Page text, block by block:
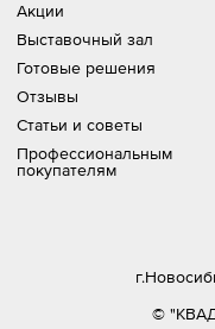
Акции
Выставочный зал
Готовые решения
Отзывы
Статьи и советы
Профессиональным
покупателям
©